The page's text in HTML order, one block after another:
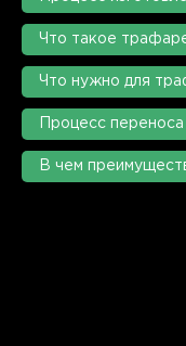
Что такое
Что нужно для
Процесс
В чем